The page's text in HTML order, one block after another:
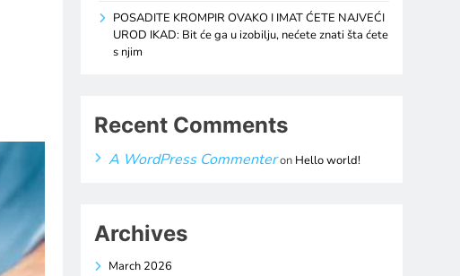
POSADITE KROMPIR OVAKO I IMAT ĆETE NAJVEĆI
UROD IKAD: Bit će ga u izobilju, nećete znati šta ćete
s njim
Recent Comments
A WordPress Commenteron Hello world!
Archives
March 2026